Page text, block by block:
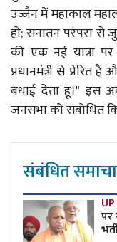
उज्जैन में महाकाल
हो; सनातन परंपरा से
की एक नई यात्रा
प्रधानमंत्री से प्रेरित
बधाई देता हूं।" इस
जनसभा को संबोधित
संबंधित
पर